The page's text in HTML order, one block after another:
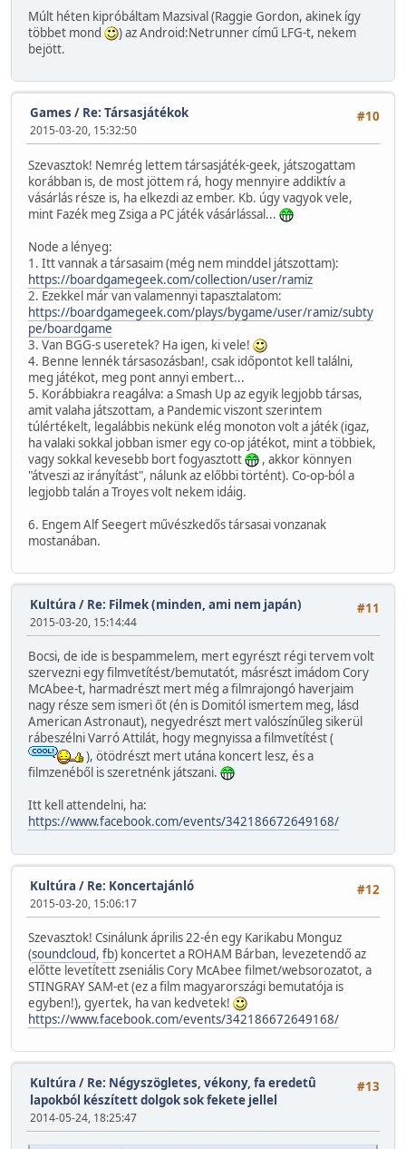
Múlt héten kipróbáltam Mazsival (Raggie Gordon, akinek így
többet mond
) az Android:Netrunner című LFG-t, nekem
bejött.
#10
Games / Re: Társasjátékok
2015-03-20, 15:32:50
Szevasztok! Nemrég lettem társasjáték-geek, játszogattam
korábban is, de most jöttem rá, hogy mennyire addiktív a
vásárlás része is, ha elkezdi az ember. Kb. úgy vagyok vele,
mint Fazék meg Zsiga a PC játék vásárlással...
Node a lényeg:
1. Itt vannak a társasaim (még nem minddel játszottam):
https://boardgamegeek.com/collection/user/ramiz
2. Ezekkel már van valamennyi tapasztalatom:
https://boardgamegeek.com/plays/bygame/user/ramiz/subty
pe/boardgame
3. Van BGG-s useretek? Ha igen, ki vele!
4. Benne lennék társasozásban!, csak időpontot kell találni,
meg játékot, meg pont annyi embert...
5. Korábbiakra reagálva: a Smash Up az egyik legjobb társas,
amit valaha játszottam, a Pandemic viszont szerintem
túlértékelt, legalábbis nekünk elég monoton volt a játék (igaz,
ha valaki sokkal jobban ismer egy co-op játékot, mint a többiek,
vagy sokkal kevesebb bort fogyasztott
, akkor könnyen
"átveszi az irányítást", nálunk az előbbi történt). Co-op-ból a
legjobb talán a Troyes volt nekem idáig.
6. Engem Alf Seegert művészkedős társasai vonzanak
mostanában.
#11
Kultúra / Re: Filmek (minden, ami nem japán)
2015-03-20, 15:14:44
Bocsi, de ide is bespammelem, mert egyrészt régi tervem volt
szervezni egy filmvetítést/bemutatót, másrészt imádom Cory
McAbee-t, harmadrészt mert még a filmrajongó haverjaim
nagy része sem ismeri őt (én is Domitól ismertem meg, lásd
American Astronaut), negyedrészt mert valószínűleg sikerül
rábeszélni Varró Attilát, hogy megnyissa a filmvetítést (
), ötödrészt mert utána koncert lesz, és a
filmzenéből is szeretnénk játszani.
Itt kell attendelni, ha:
https://www.facebook.com/events/342186672649168/
#12
Kultúra / Re: Koncertajánló
2015-03-20, 15:06:17
Szevasztok! Csinálunk április 22-én egy Karikabu Monguz
(soundcloud, fb) koncertet a ROHAM Bárban, levezetendő az
előtte levetített zseniális Cory McAbee filmet/websorozatot, a
STINGRAY SAM-et (ez a film magyarországi bemutatója is
egyben!), gyertek, ha van kedvetek!
https://www.facebook.com/events/342186672649168/
#13
Kultúra / Re: Négyszögletes, vékony, fa eredetû
lapokból készített dolgok sok fekete jellel
2014-05-24, 18:25:47